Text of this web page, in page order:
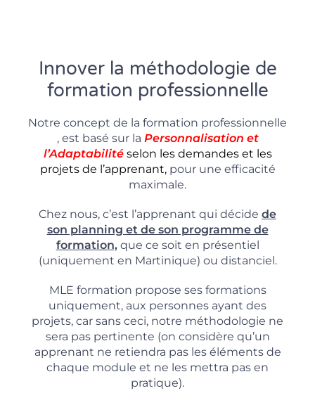
Innover la méthodologie de
formation professionnelle
Notre concept de la formation professionnelle
, est basé sur la Personnalisation et
l’Adaptabilité selon les demandes et les
projets de l’apprenant,pour une efficacité
maximale.
Chez nous, c’est l’apprenant qui décide de
son planning et de son programme de
formation,que ce soit en présentiel
(uniquement en Martinique) ou distanciel.
MLE formation propose ses formations
uniquement, aux personnes ayant des
projets, car sans ceci, notre méthodologie ne
sera pas pertinente (on considère qu’un
apprenant ne retiendra pas les éléments de
chaque module et ne les mettra pas en
pratique).